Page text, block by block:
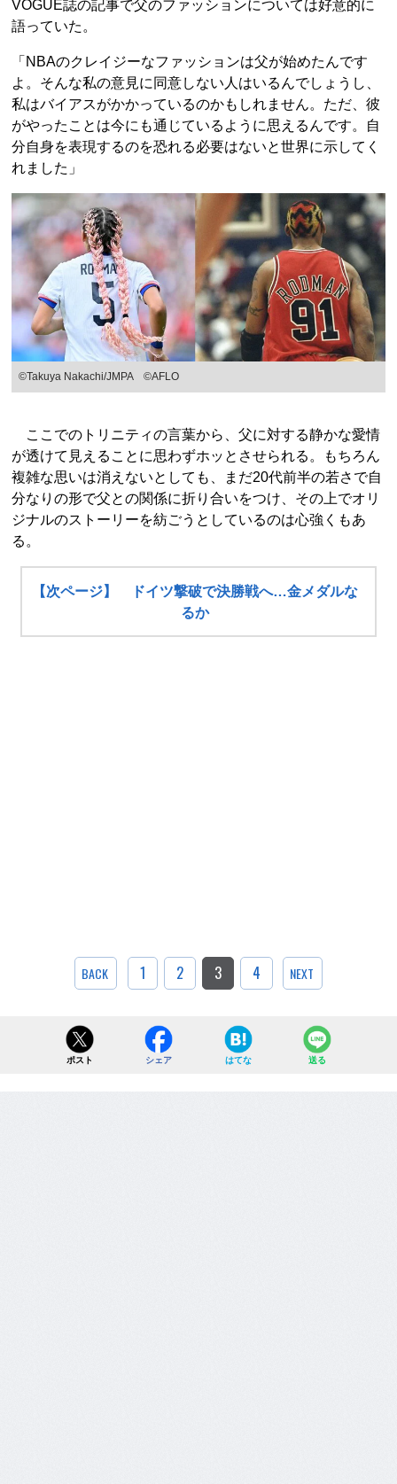
VOGUE誌の記事で父のファッションについては好意的に
語っていた。
「NBAのクレイジーなファッションは父が始めたんです
よ。そんな私の意見に同意しない人はいるんでしょうし、
私はバイアスがかかっているのかもしれません。ただ、彼
がやったことは今にも通じているように思えるんです。自
分自身を表現するのを恐れる必要はないと世界に示してく
れました」
©︎Takuya Nakachi/JMPA ©︎AFLO
ここでのトリニティの言葉から、父に対する静かな愛情
が透けて見えることに思わずホッとさせられる。もちろん
複雑な思いは消えないとしても、まだ20代前半の若さで自
分なりの形で父との関係に折り合いをつけ、その上でオリ
ジナルのストーリーを紡ごうとしているのは心強くもあ
る。
【次ページ】 ドイツ撃破で決勝戦へ…金メダルな
るか
BACK 1 2 3 4 NEXT
ポスト シェア はてな 送る